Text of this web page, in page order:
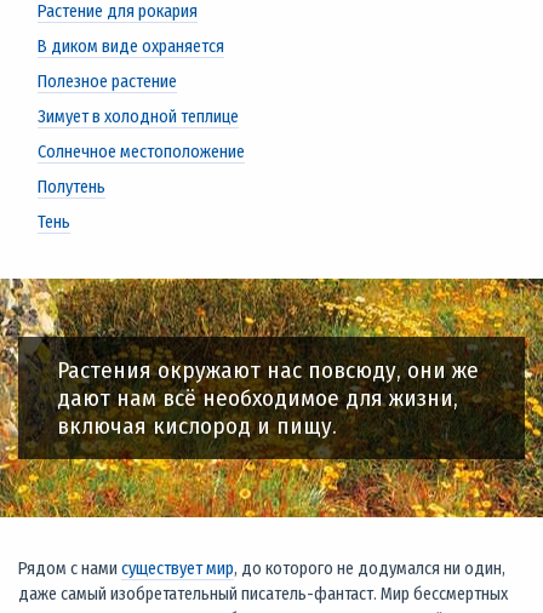
Растение для рокария
В диком виде охраняется
Полезное растение
Зимует в холодной теплице
Солнечное местоположение
Полутень
Тень
Растения окружают нас повсюду, они же
дают нам всё необходимое для жизни,
включая кислород и пищу.
Рядом с нами существует мир, до которого не додумался ни один,
даже самый изобретательный писатель-фантаст. Мир бессмертных